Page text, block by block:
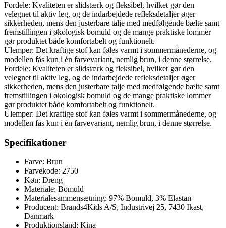
Fordele: Kvaliteten er slidstærk og fleksibel, hvilket gør den
velegnet til aktiv leg, og de indarbejdede refleksdetaljer øger
sikkerheden, mens den justerbare talje med medfølgende bælte samt
fremstillingen i økologisk bomuld og de mange praktiske lommer
gør produktet både komfortabelt og funktionelt.
Ulemper: Det kraftige stof kan føles varmt i sommermånederne, og
modellen fås kun i én farvevariant, nemlig brun, i denne størrelse.
Fordele: Kvaliteten er slidstærk og fleksibel, hvilket gør den
velegnet til aktiv leg, og de indarbejdede refleksdetaljer øger
sikkerheden, mens den justerbare talje med medfølgende bælte samt
fremstillingen i økologisk bomuld og de mange praktiske lommer
gør produktet både komfortabelt og funktionelt.
Ulemper: Det kraftige stof kan føles varmt i sommermånederne, og
modellen fås kun i én farvevariant, nemlig brun, i denne størrelse.
Specifikationer
Farve: Brun
Farvekode: 2750
Køn: Dreng
Materiale: Bomuld
Materialesammensætning: 97% Bomuld, 3% Elastan
Producent: Brands4Kids A/S, Industrivej 25, 7430 Ikast,
Danmark
Produktionsland: Kina